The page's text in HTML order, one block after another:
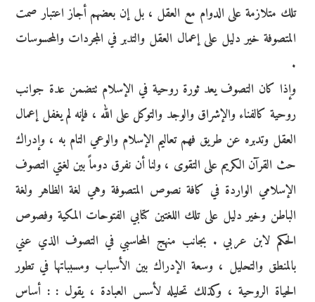
تلك متلازمة على الدوام مع العقل ، بل إن بعضهم أجاز اعتبار صمت
المتصوفة خير دليل على إعمال العقل والتدبر في المجردات والمحسوسات
.
وإذا كان التصوف يعد ثورة روحية في الإسلام تتضمن عدة جوانب
روحية كالفناء والإشراق والوجد والتوكل على الله ، فإنه لم يغفل إعمال
العقل وتدبره عن طريق فهم تعاليم الإسلام والوعي التام به ، وإدراك
حث القرآن الكريم على التقوى ، ولنا أن نفرق دوماً بين لغتي التصوف
الإسلامي الواردة في كافة نصوص المتصوفة وهي لغة الظاهر ولغة
الباطن وخير دليل على تلك اللغتين كتابي الفتوحات المكية وفصوص
الحكم لابن عربي . بجانب منهج المحاسبي في التصوف الذي عني
بالمنطق والتحليل ، وسعة الإدراك بين الأسباب ومسبباتها في تطور
الحياة الروحية ، وكذلك تحليله لأسس العبادة ، يقول : : أساس